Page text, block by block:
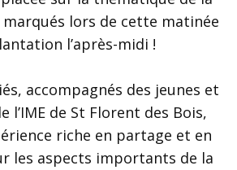
lors de cette matinée
l’après-midi !
accompagnés des jeunes et
l’IME de St Florent des Bois,
riche en partage et en
les aspects importants de la